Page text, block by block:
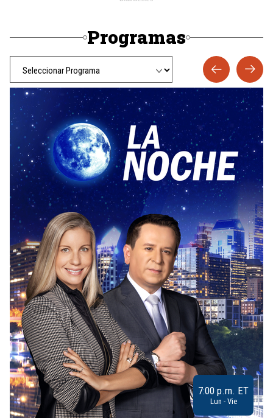
Programas
7:00 p.m. ET
Lun - Vie